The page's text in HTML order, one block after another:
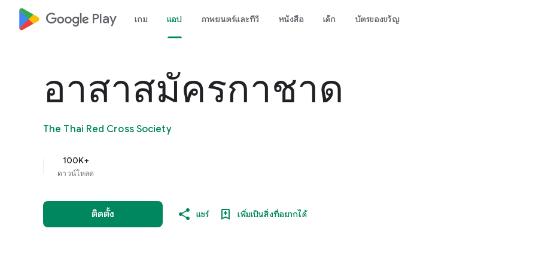
google_logo Play เกม แอป ภาพยนตร์และทีวี หนังสือ เด็ก บัตรของขวัญ
อาสาสมัครกาชาด
The Thai Red Cross Society
100K+
ดาวน์โหลด
ติดตั้ง แชร์ เพิ่มเป็นสิ่งที่อยากได้